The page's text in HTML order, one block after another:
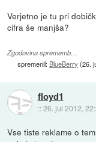
Verjetno je tu pri
cifra še manjša?
Zgodovina sprememb…
spremenil: BlueBerry (26.
floyd1
::26. jul 2012,
Vse tiste reklame o